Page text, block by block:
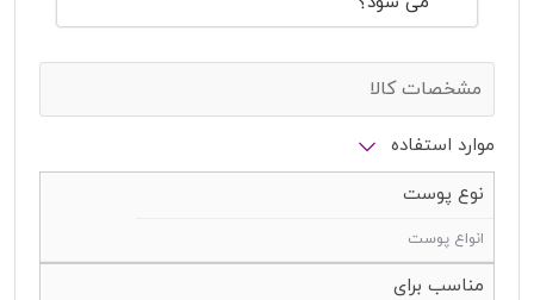
مشخصات کالا
موارد استفاده
نوع پوست
انواع پوست
مناسب برای